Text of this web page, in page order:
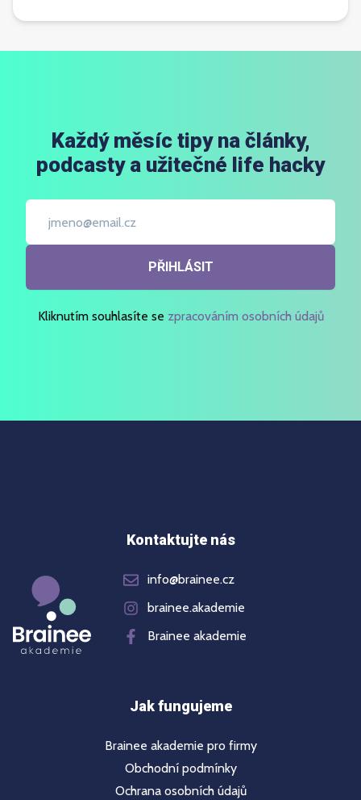
Každý měsíc tipy na články,
podcasty a užitečné life hacky
PŘIHLÁSIT
Kliknutím souhlasíte se zpracováním osobních údajů
Kontaktujte nás
info@brainee.cz
brainee.akademie
Brainee akademie
Jak fungujeme
Brainee akademie pro firmy
Obchodní podmínky
Ochrana osobních údajů